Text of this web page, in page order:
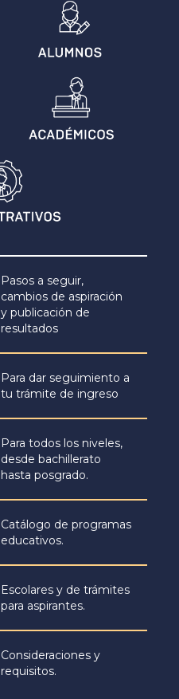
Pasos a seguir,
cambios de aspiración
y publicación de
resultados
Para dar seguimiento a
tu trámite de ingreso
Para todos los niveles,
desde bachillerato
hasta posgrado.
Catálogo de programas
educativos.
Escolares y de trámites
para aspirantes.
Consideraciones y
requisitos.